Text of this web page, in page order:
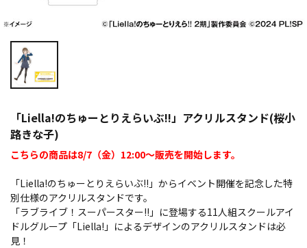
「Liella!のちゅーとりえらいぶ!!」アクリルスタンド(桜小
路きな子)
こちらの商品は8/7（金）12:00～販売を開始します。
「Liella!のちゅーとりえらいぶ!!」からイベント開催を記念した特
別仕様のアクリルスタンドです。
「ラブライブ！スーパースター!!」に登場する11人組スクールアイ
ドルグループ「Liella!」によるデザインのアクリルスタンドは必
見！